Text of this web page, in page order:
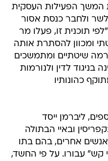
המשך הפעילות העסקית
ולחבר כנסת אסור
תוכנית זו, פעלו מר
ומכוון להסתרת אותה
שיטתיים ומתמשכים
בניגוד לדין ולנורמות
כהונותיו
ליברמן ייסד
ובאיי הבתולה
אחרים, בהם בתו
קש" עבורו. על פי החשד,